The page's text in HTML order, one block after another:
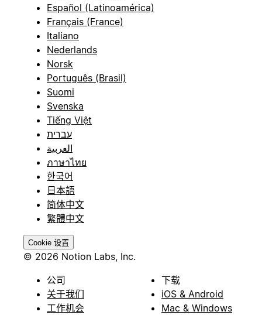
Español (Latinoamérica)
Français (France)
Italiano
Nederlands
Norsk
Português (Brasil)
Suomi
Svenska
Tiếng Việt
עברית
العربية
ภาษาไทย
한국어
日本語
简体中文
繁體中文
Cookie 设置
© 2026 Notion Labs, Inc.
公司
关于我们
工作机会
下载
iOS & Android
Mac & Windows